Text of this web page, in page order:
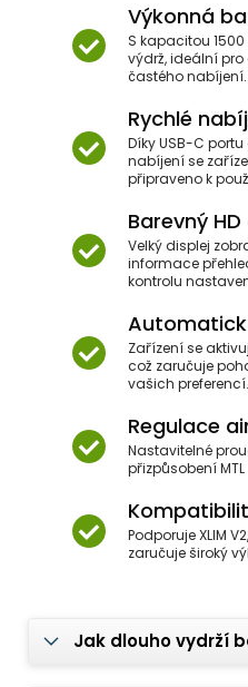
Výkonná
S kapacitou
výdrž, ideální
častého nabíjení.
Rychlé
Díky USB-C
nabíjení se
připraveno k
Barevný
Velký displej
informace
kontrolu
Zařízení se
což zaručuje
vašich preferencí.
Regulace
Nastavitelné
přizpůsobení
Podporuje XLIM
zaručuje široký
Jak dlouho vydrží